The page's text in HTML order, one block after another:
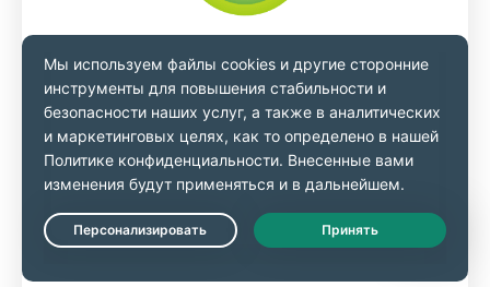
Шаг 3
Авторизуйтесь и подключитесь к
серверу
Откройте браузер, далее зайдите в панель
управления роутером, используя своиLive Chat